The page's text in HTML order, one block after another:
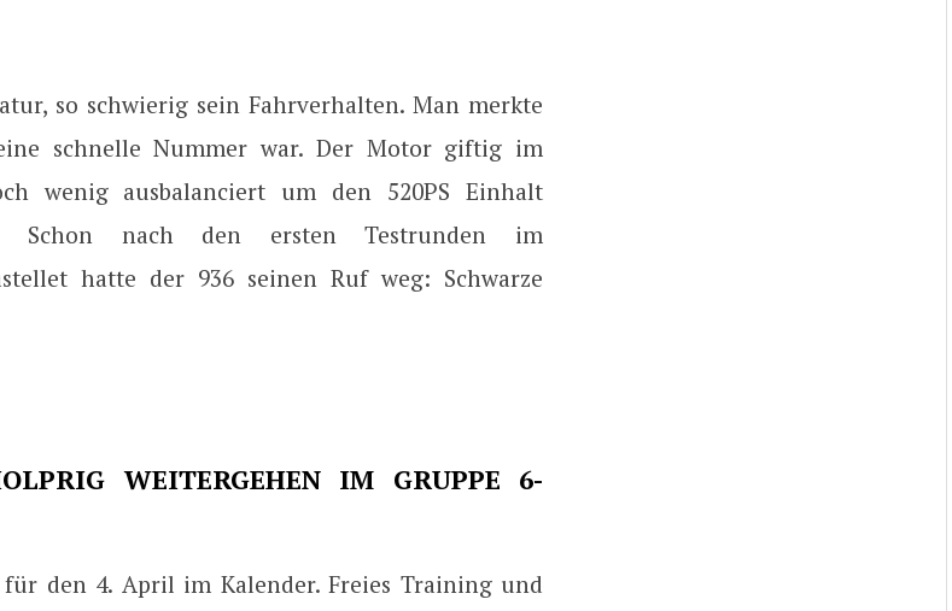
so schwierig sein Fahrverhalten. Man merkte
schnelle Nummer war. Der Motor giftig im
wenig ausbalanciert um den 520PS Einhalt
Schon nach den ersten Testrunden im
hatte der 936 seinen Ruf weg: Schwarze
WEITERGEHEN IM GRUPPE 6-
für den 4. April im Kalender. Freies Training und